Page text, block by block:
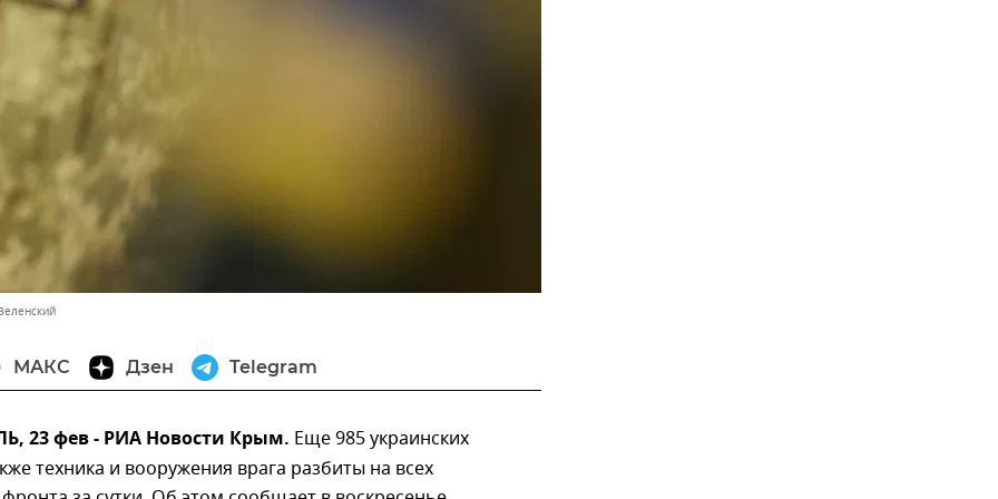
МАКС Дзен Telegram
23 фев - РИА Новости Крым. Еще 985 украинских
техника и вооружения врага разбиты на всех